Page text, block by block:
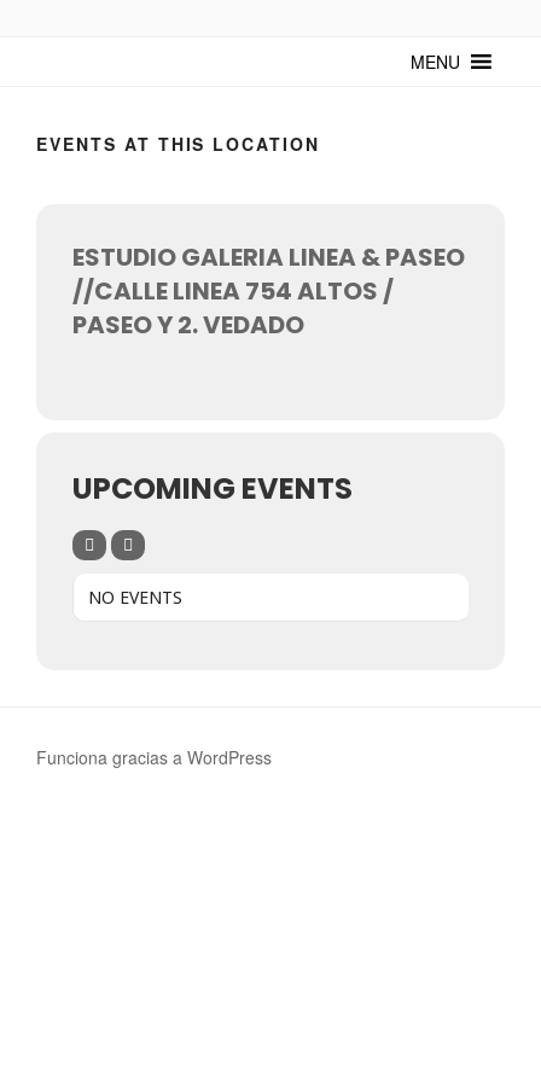
mantenerte actualizado sobre Cuba y sus artistas. Noticias, eventos y
MENU
EVENTS AT THIS LOCATION
ESTUDIO GALERIA LINEA & PASEO
//CALLE LINEA 754 ALTOS /
PASEO Y 2. VEDADO
UPCOMING EVENTS
NO EVENTS
Funciona gracias a WordPress